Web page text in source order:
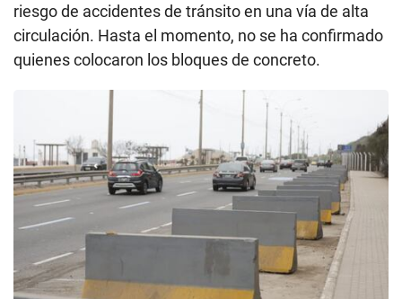
riesgo de accidentes de tránsito en una vía de alta
circulación. Hasta el momento, no se ha confirmado
quienes colocaron los bloques de concreto.